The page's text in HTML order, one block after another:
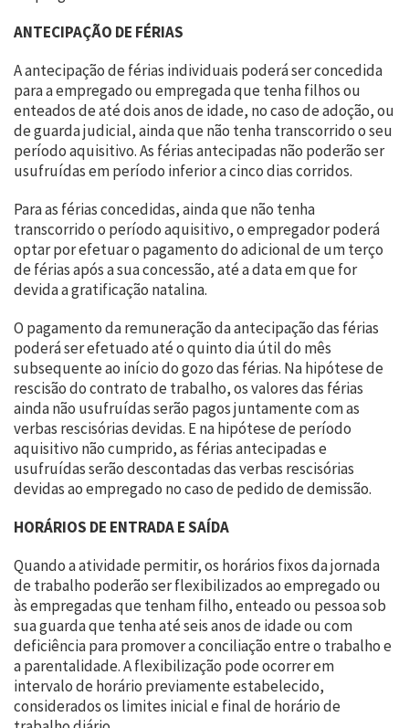
ANTECIPAÇÃO DE FÉRIAS
A antecipação de férias individuais poderá ser concedida
para a empregado ou empregada que tenha filhos ou
enteados de até dois anos de idade, no caso de adoção, ou
de guarda judicial, ainda que não tenha transcorrido o seu
período aquisitivo. As férias antecipadas não poderão ser
usufruídas em período inferior a cinco dias corridos.
Para as férias concedidas, ainda que não tenha
transcorrido o período aquisitivo, o empregador poderá
optar por efetuar o pagamento do adicional de um terço
de férias após a sua concessão, até a data em que for
devida a gratificação natalina.
O pagamento da remuneração da antecipação das férias
poderá ser efetuado até o quinto dia útil do mês
subsequente ao início do gozo das férias. Na hipótese de
rescisão do contrato de trabalho, os valores das férias
ainda não usufruídas serão pagos juntamente com as
verbas rescisórias devidas. E na hipótese de período
aquisitivo não cumprido, as férias antecipadas e
usufruídas serão descontadas das verbas rescisórias
devidas ao empregado no caso de pedido de demissão.
HORÁRIOS DE ENTRADA E SAÍDA
Quando a atividade permitir, os horários fixos da jornada
de trabalho poderão ser flexibilizados ao empregado ou
às empregadas que tenham filho, enteado ou pessoa sob
sua guarda que tenha até seis anos de idade ou com
deficiência para promover a conciliação entre o trabalho e
a parentalidade. A flexibilização pode ocorrer em
intervalo de horário previamente estabelecido,
considerados os limites inicial e final de horário de